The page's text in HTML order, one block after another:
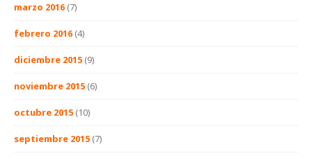
marzo 2016 (7)
febrero 2016 (4)
diciembre 2015 (9)
noviembre 2015 (6)
octubre 2015 (10)
septiembre 2015 (7)